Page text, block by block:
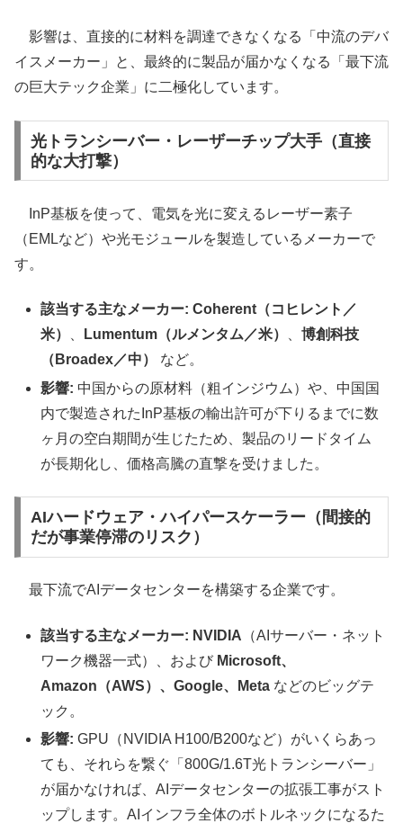
影響は、直接的に材料を調達できなくなる「中流のデバ
イスメーカー」と、最終的に製品が届かなくなる「最下流
の巨大テック企業」に二極化しています。
光トランシーバー・レーザーチップ大手（直接
的な大打撃）
InP基板を使って、電気を光に変えるレーザー素子
（EMLなど）や光モジュールを製造しているメーカーで
す。
該当する主なメーカー: Coherent（コヒレント／
米）
、 Lumentum（ルメンタム／米） 、博創科技
（Broadex／中）
など。
影響: 中国からの原材料（粗インジウム）や、中国国
内で製造されたInP基板の輸出許可が下りるまでに数
ヶ月の空白期間が生じたため、製品のリードタイム
が長期化し、価格高騰の直撃を受けました。
AIハードウェア・ハイパースケーラー（間接的
だが事業停滞のリスク）
最下流でAIデータセンターを構築する企業です。
該当する主なメーカー: NVIDIA （AIサーバー・ネット
ワーク機器一式）、および Microsoft、
Amazon（AWS）、Google、Meta などのビッグテ
ック。
影響: GPU（NVIDIA H100/B200など）がいくらあっ
ても、それらを繋ぐ「800G/1.6T光トランシーバー」
が届かなければ、AIデータセンターの拡張工事がスト
ップします。AIインフラ全体のボトルネックになるた